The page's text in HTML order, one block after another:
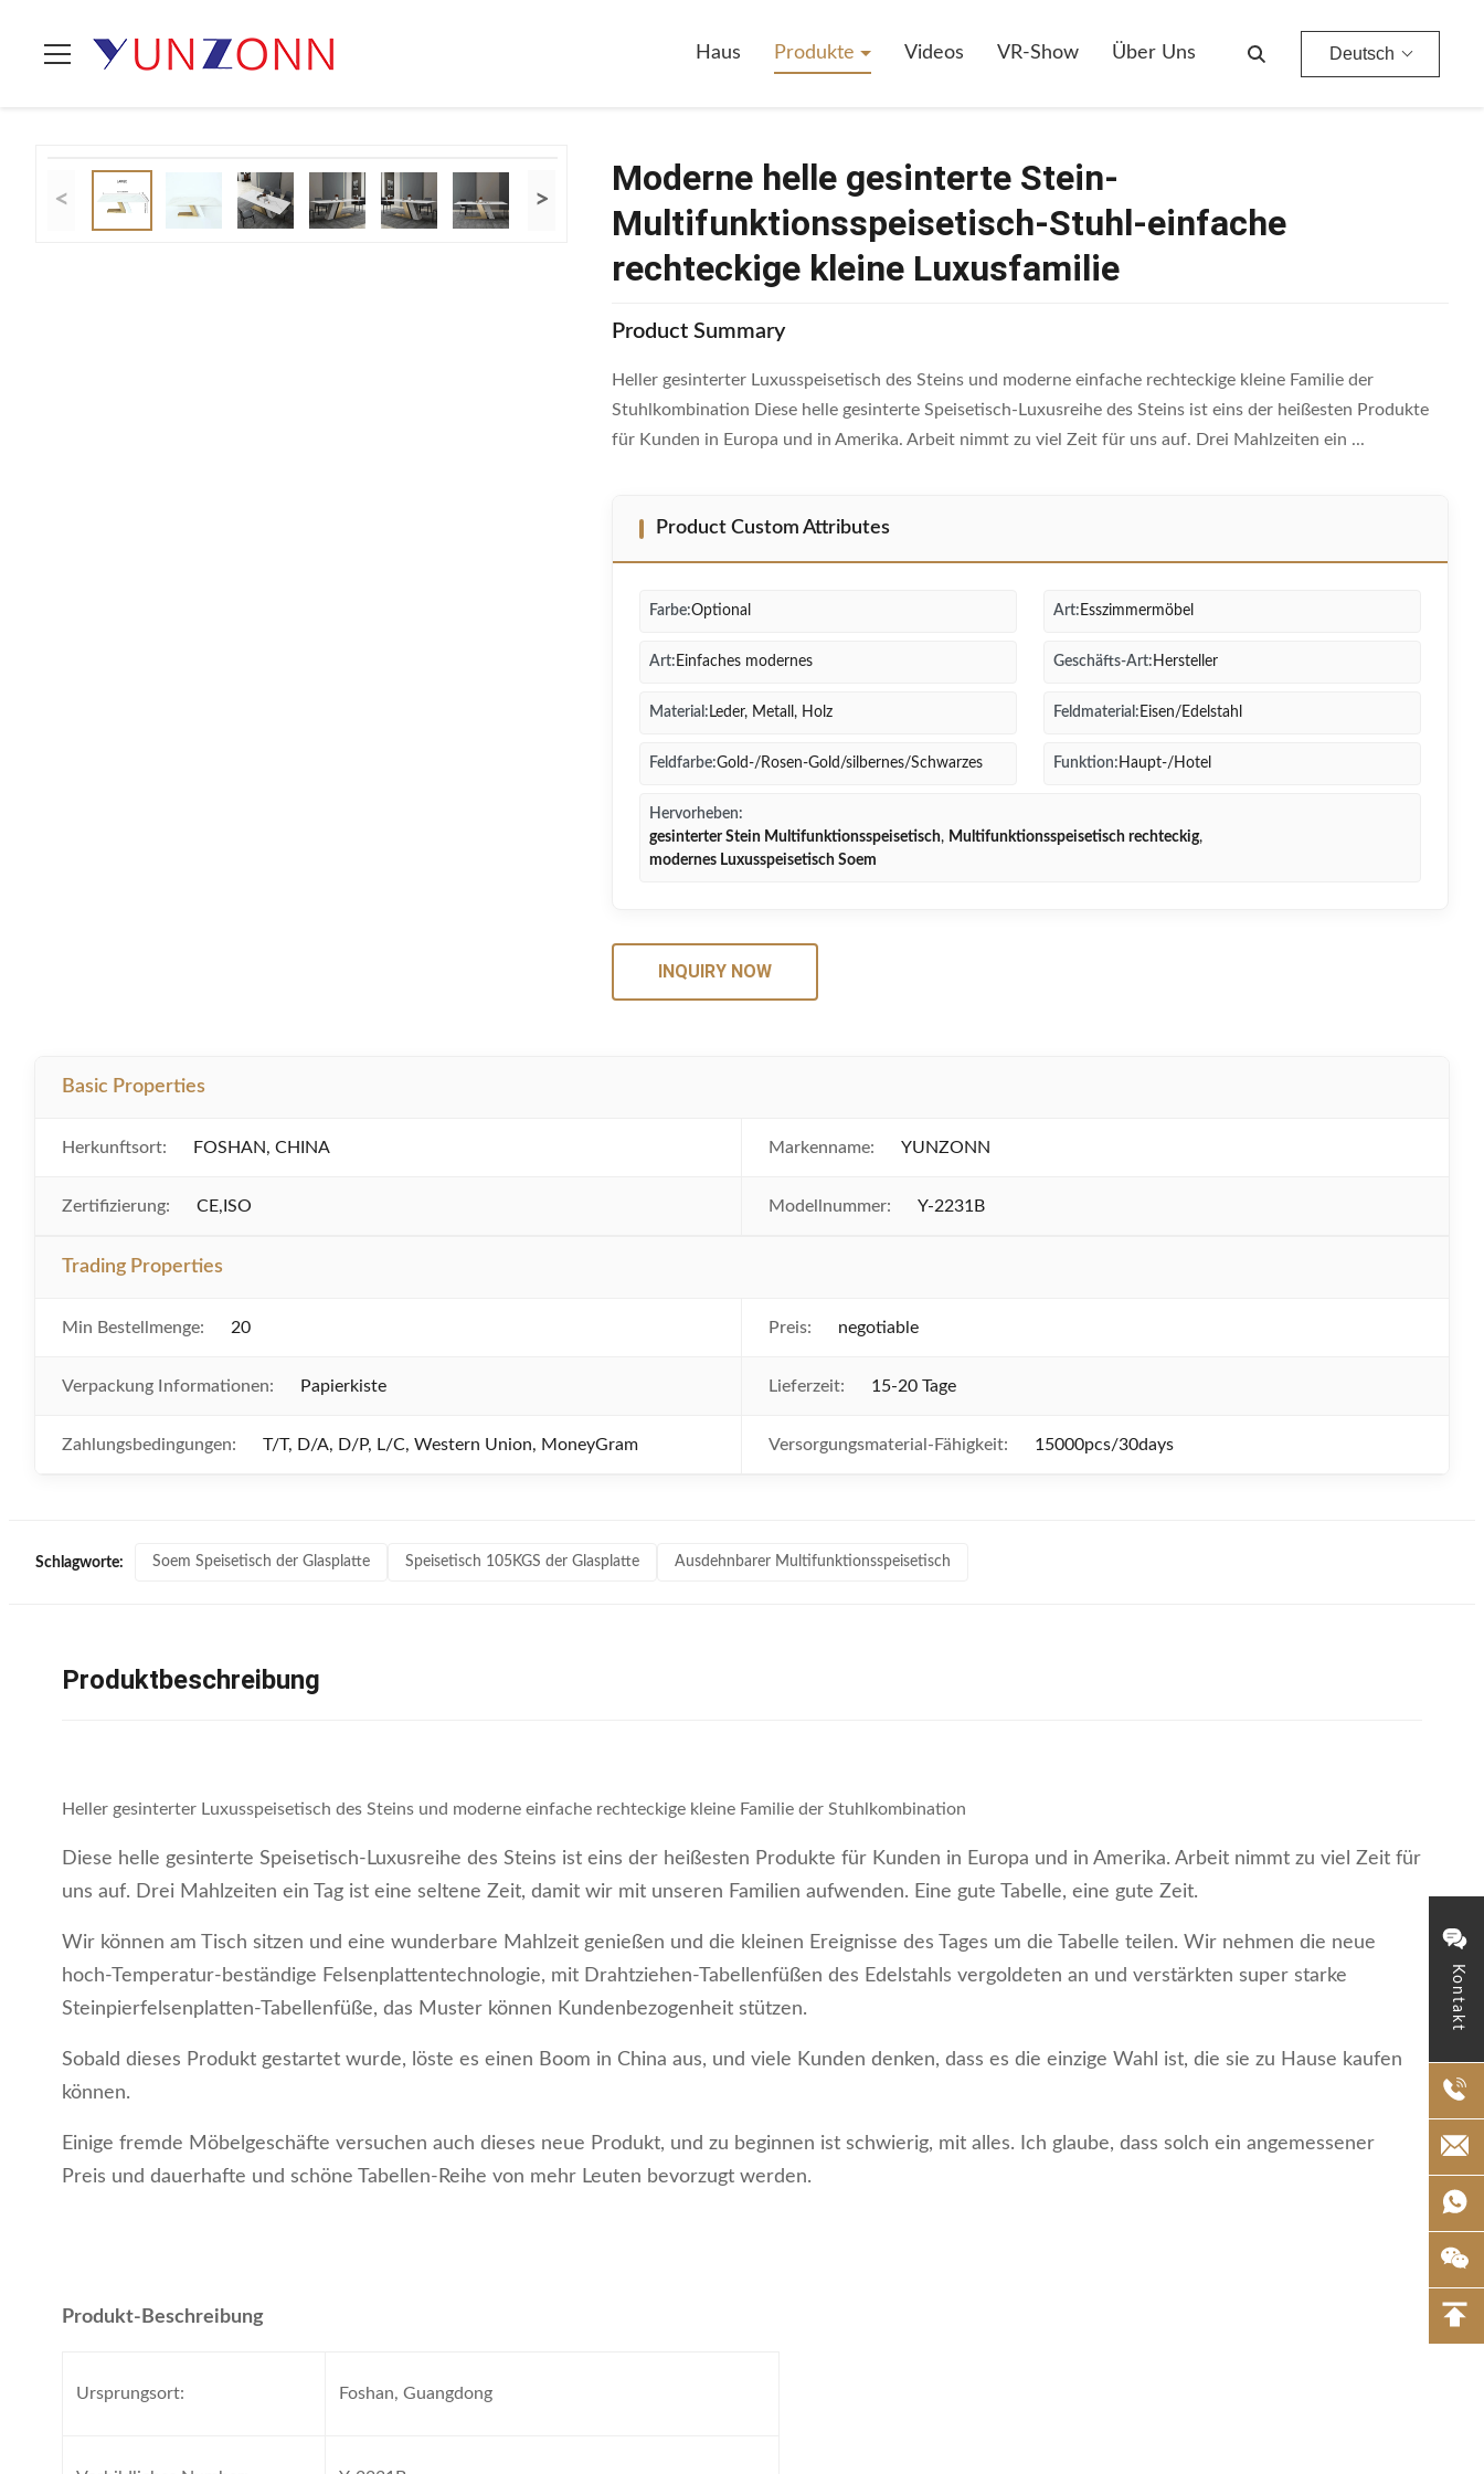
Kontakt
Haus Produkte Videos VR-Show Über Uns Deutsch
< >
Moderne helle gesinterte Stein-
Multifunktionsspeisetisch-Stuhl-einfache
rechteckige kleine Luxusfamilie
Product Summary
Heller gesinterter Luxusspeisetisch des Steins und moderne einfache rechteckige kleine Familie der
Stuhlkombination Diese helle gesinterte Speisetisch-Luxusreihe des Steins ist eins der heißesten Produkte
für Kunden in Europa und in Amerika. Arbeit nimmt zu viel Zeit für uns auf. Drei Mahlzeiten ein ...
Product Custom Attributes
Farbe:Optional Art: Esszimmermöbel
Art: Einfaches modernes Geschäfts-Art: Hersteller
Material: Leder, Metall, Holz Feldmaterial: Eisen/Edelstahl
Feldfarbe:Gold-/Rosen-Gold/silbernes/Schwarzes Funktion: Haupt-/Hotel
Hervorheben:
gesinterter Stein Multifunktionsspeisetisch, Multifunktionsspeisetisch rechteckig,
modernes Luxusspeisetisch Soem
INQUIRY NOW
Basic Properties
Herkunftsort: FOSHAN, CHINA Markenname: YUNZONN
Zertifizierung: CE,ISO Modellnummer: Y-2231B
Trading Properties
Min Bestellmenge: 20 Preis: negotiable
Verpackung Informationen: Papierkiste Lieferzeit: 15-20 Tage
Zahlungsbedingungen: T/T, D/A, D/P, L/C, Western Union, MoneyGram Versorgungsmaterial-Fähigkeit: 15000pcs/30days
Schlagworte: Soem Speisetisch der Glasplatte Speisetisch 105KGS der Glasplatte Ausdehnbarer Multifunktionsspeisetisch
Produktbeschreibung
Heller gesinterter Luxusspeisetisch des Steins und moderne einfache rechteckige kleine Familie der Stuhlkombination
Diese helle gesinterte Speisetisch-Luxusreihe des Steins ist eins der heißesten Produkte für Kunden in Europa und in Amerika. Arbeit nimmt zu viel Zeit für
uns auf. Drei Mahlzeiten ein Tag ist eine seltene Zeit, damit wir mit unseren Familien aufwenden. Eine gute Tabelle, eine gute Zeit.
Wir können am Tisch sitzen und eine wunderbare Mahlzeit genießen und die kleinen Ereignisse des Tages um die Tabelle teilen. Wir nehmen die neue
hoch-Temperatur-beständige Felsenplattentechnologie, mit Drahtziehen-Tabellenfüßen des Edelstahls vergoldeten an und verstärkten super starke
Steinpierfelsenplatten-Tabellenfüße, das Muster können Kundenbezogenheit stützen.
Sobald dieses Produkt gestartet wurde, löste es einen Boom in China aus, und viele Kunden denken, dass es die einzige Wahl ist, die sie zu Hause kaufen
können.
Einige fremde Möbelgeschäfte versuchen auch dieses neue Produkt, und zu beginnen ist schwierig, mit alles. Ich glaube, dass solch ein angemessener
Preis und dauerhafte und schöne Tabellen-Reihe von mehr Leuten bevorzugt werden.
Produkt-Beschreibung
Ursprungsort: Foshan, Guangdong